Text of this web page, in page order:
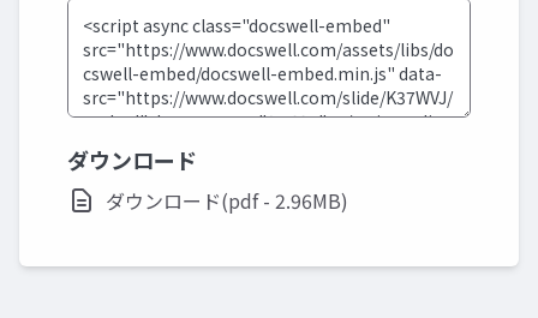
ダウンロード
ダウンロード(pdf - 2.96MB)